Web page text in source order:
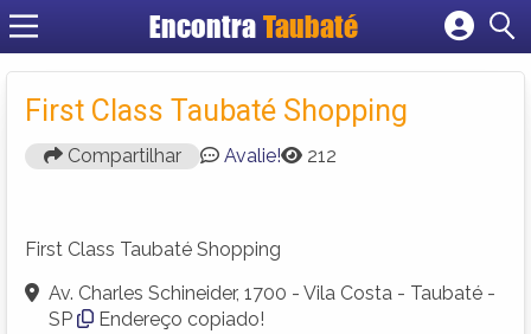
EncontraTaubaté
Cadastrar empresa
Criar conta
First Class Taubaté Shopping
Compartilhar Avalie! 212
First Class Taubaté Shopping
Av. Charles Schineider, 1700 - Vila Costa - Taubaté -
SP
Endereço copiado!